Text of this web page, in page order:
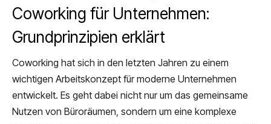
Coworking für Unternehmen:
Grundprinzipien erklärt
Coworking hat sich in den letzten Jahren zu einem
wichtigen Arbeitskonzept für moderne Unternehmen
entwickelt. Es geht dabei nicht nur um das gemeinsame
Nutzen von Büroräumen, sondern um eine komplexe